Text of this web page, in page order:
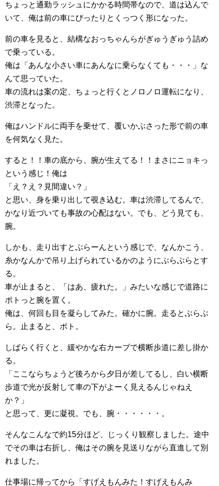
ちょっと通勤ラッシュにかかる時間帯なので、道は込んで
いて、俺は前の車にぴったりとくっつく形になった。
前の車を見ると、結構なおっちゃんらがぎゅうぎゅう詰め
で乗っている。
俺は「あんな小さい車にあんなに乗らなくても・・・」な
んて思っていた。
車の流れは案の定、ちょっと行くとノロノロ運転になり、
渋滞となった。
俺はハンドルに両手を乗せて、覆いかぶさった形で前の車
を何気なく見た。
すると！！車の底から、腕が生えてる！！まさにニョキっ
という感じ！俺は
「え？え？見間違い？」
と思い、身を乗り出して覗き込む。車は渋滞してるんで、
かなり近づいても事故の心配はない。でも、どう見ても、
腕。
しかも、走り出すとぶらーんという感じで、なんかこう、
糸かなんかで吊り上げられているかのようにぶらぶらとす
る。
車が止まると、「はあ、疲れた。」みたいな感じで道路に
ポトっと腕を置く。
俺は、何回も目を凝らしてみた。確かに腕。走るとぶらぶ
ら。止まると、ポト。
しばらく行くと、緩やかな右カーブで横断歩道に差し掛か
る。
「ここならちょうど後ろから夕日が差してるし、白い横断
歩道で光が反射して車の下がよーく見えるんじゃねえ
か？」
と思って、更に凝視。でも、腕・・・・・・。
そんなこんなで約15分ほど、じっくり観察しました。途中
でその車は右折し、俺はその腕を見送りながら直進して別
れました。
仕事場に帰ってから「すげえもんみた！すげえもんみ